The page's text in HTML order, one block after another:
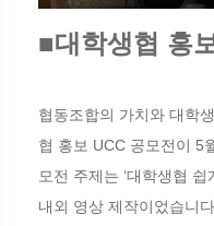
■대학생협 홍
협동조합의 가치와 대학
협 홍보 UCC 공모전이 5
모전 주제는 ‘대학생협
내외 영상 제작이었습니